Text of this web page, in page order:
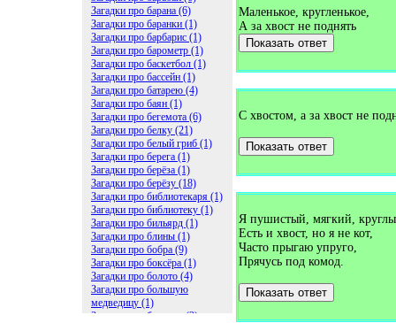
Загадки про барана (6)
Загадки про баранки (1)
Загадки про барбарис (1)
Загадки про барометр (1)
Загадки про баскетбол (1)
Загадки про бассейн (1)
Загадки про батарею (4)
Загадки про баян (1)
Загадки про бегемота (6)
Загадки про белку (21)
Загадки про белый гриб (1)
Загадки про берега (1)
Загадки про берёза (1)
Загадки про берёзу (18)
Загадки про библиотекаря (1)
Загадки про библиотеку (1)
Загадки про бильярд (1)
Загадки про блины (1)
Загадки про бобра (9)
Загадки про боксёра (1)
Загадки про болото (4)
Загадки про большую
медведицу (1)
Загадки про ботинки (2)
Маленькое, кругленькое,
А за хвост не поднять
Показать ответ
С хвостом, а за хвост не
Показать ответ
Я пушистый, мягкий,
Есть и хвост, но я не кот,
Часто прыгаю упруго,
Прячусь под комод.
Показать ответ